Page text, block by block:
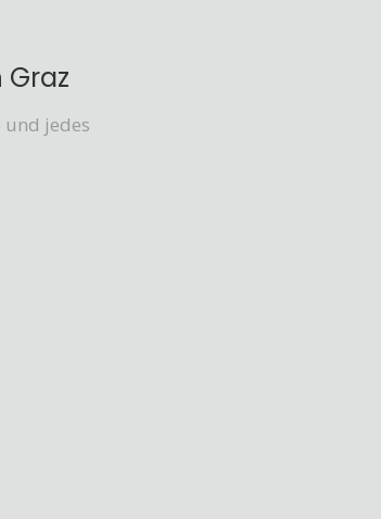
und jedes